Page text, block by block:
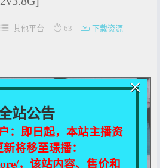
 其他平台  63  下载资源
站公告
：即日起，本站主播资
将移至璟播：
，该站内容、售价和
×